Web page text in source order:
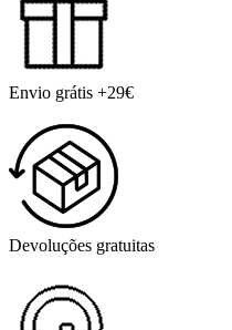
Envio grátis +29€
Devoluções gratuitas